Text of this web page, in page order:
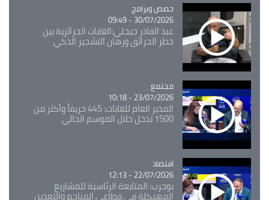
Catégorie
حصص وبرامج
30/07/2026 - 09:49
عبد القادر جيجلي:الغابات الجزائرية بين
خطر الحرائق ورهان التشجير الذكي
Catégorie
مجتمع
23/07/2026 - 10:18
المدير العام للغابات: 445 حريقاً وأكثر من
1500 تدخل خلال الموسم الحالي
Catégorie
اقتصاد
22/07/2026 - 12:13
بوحرب: المتابعة الرئاسية للمشاريع
المهيكلة في قطاعي المناجم والتعدين